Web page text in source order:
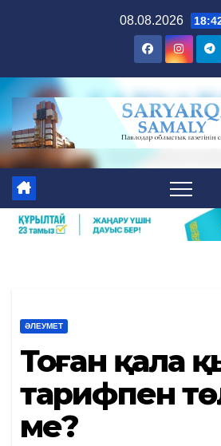
08.08.2026
ӘЛЕУМЕТ
Тоңған қала
тарифпен
ме?